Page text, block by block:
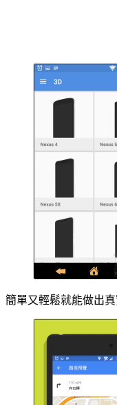
簡單又輕鬆就能做出